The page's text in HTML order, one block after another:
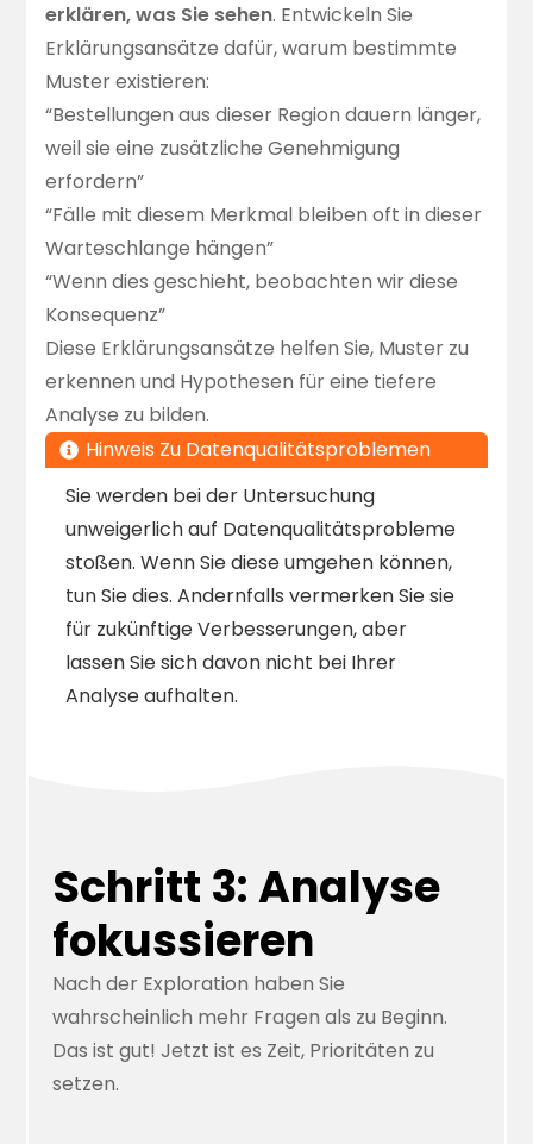
erklären, was Sie sehen. Entwickeln Sie
Erklärungsansätze dafür, warum bestimmte
Muster existieren:
“Bestellungen aus dieser Region dauern länger,
weil sie eine zusätzliche Genehmigung
erfordern”
“Fälle mit diesem Merkmal bleiben oft in dieser
Warteschlange hängen”
“Wenn dies geschieht, beobachten wir diese
Konsequenz”
Diese Erklärungsansätze helfen Sie, Muster zu
erkennen und Hypothesen für eine tiefere
Analyse zu bilden.
Hinweis Zu Datenqualitätsproblemen
Sie werden bei der Untersuchung
unweigerlich auf Datenqualitätsprobleme
stoßen. Wenn Sie diese umgehen können,
tun Sie dies. Andernfalls vermerken Sie sie
für zukünftige Verbesserungen, aber
lassen Sie sich davon nicht bei Ihrer
Analyse aufhalten.
Schritt 3: Analyse
fokussieren
Nach der Exploration haben Sie
wahrscheinlich mehr Fragen als zu Beginn.
Das ist gut! Jetzt ist es Zeit, Prioritäten zu
setzen.